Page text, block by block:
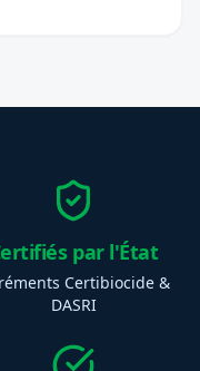
par l'État
Certibiocide &
DASRI